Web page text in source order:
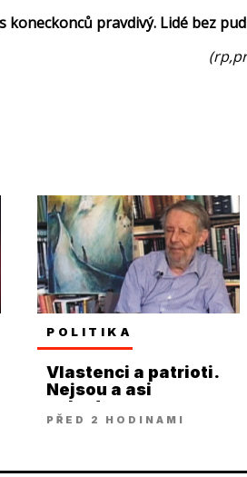
koneckonců pravdivý. Lidé bez
POLITIKA
Vlastenci a patrioti.
Nejsou a asi
nebudou...
PŘED 2 HODINAMI